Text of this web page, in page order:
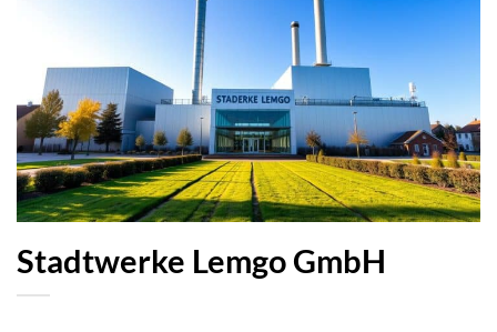
Stadtwerke Lemgo GmbH